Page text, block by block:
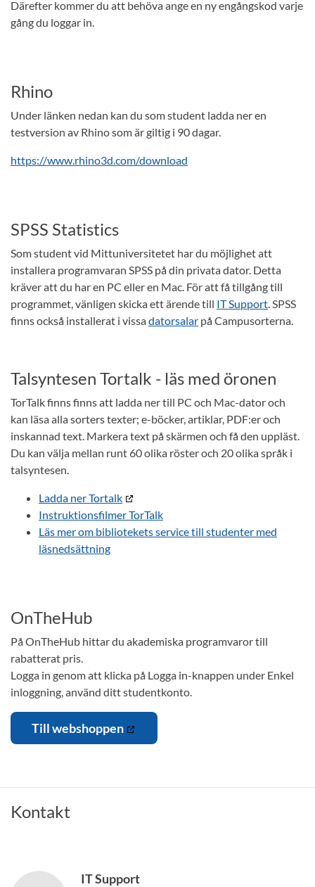
Därefter kommer du att behöva ange en ny engångskod varje
gång du loggar in.
Rhino
Under länken nedan kan du som student ladda ner en
testversion av Rhino som är giltig i 90 dagar.
https://www.rhino3d.com/download
SPSS Statistics
Som student vid Mittuniversitetet har du möjlighet att
installera programvaran SPSS på din privata dator. Detta
kräver att du har en PC eller en Mac. För att få tillgång till
programmet, vänligen skicka ett ärende till IT Support. SPSS
finns också installerat i vissadatorsalar på Campusorterna.
Talsyntesen Tortalk - läs med öronen
TorTalk finns finns att ladda ner till PC och Mac-dator och
kan läsa alla sorters texter; e-böcker, artiklar, PDF:er och
inskannad text. Markera text på skärmen och få den uppläst.
Du kan välja mellan runt 60 olika röster och 20 olika språk i
talsyntesen.
Ladda ner Tortalk
Instruktionsfilmer TorTalk
Läs mer om bibliotekets service till studenter med
läsnedsättning
OnTheHub
På OnTheHub hittar du akademiska programvaror till
rabatterat pris.
Logga in genom att klicka på Logga in-knappen under Enkel
inloggning, använd ditt studentkonto.
Till webshoppen
Kontakt
IT Support